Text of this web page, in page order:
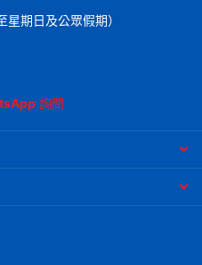
期日及公眾假期）
詢問